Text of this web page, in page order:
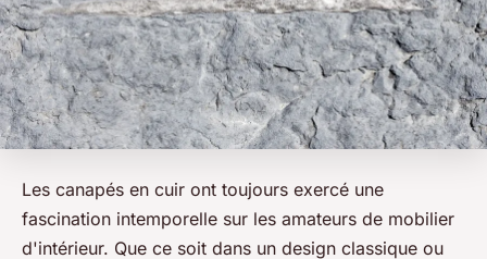
Les canapés en cuir ont toujours exercé une
fascination intemporelle sur les amateurs de mobilier
d'intérieur. Que ce soit dans un design classique ou